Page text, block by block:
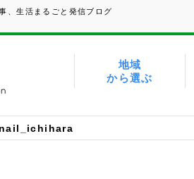
、生活まるごと発信ブログ
地域
から選ぶ